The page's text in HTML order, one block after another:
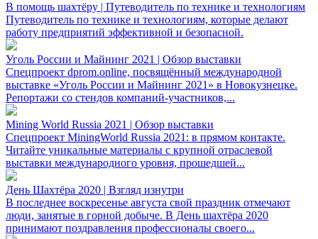
В помощь шахтёру | Путеводитель по технике и технологиям
Путеводитель по технике и технологиям, которые делают
работу предприятий эффективной и безопасной.
Уголь России и Майнинг 2021 | Обзор выставки
Спецпроект dprom.online, посвящённый международной
выставке «Уголь России и Майнинг 2021» в Новокузнецке.
Репортажи со стендов компаний-участников,...
Mining World Russia 2021 | Обзор выставки
Спецпроект MiningWorld Russia 2021: в прямом контакте.
Читайте уникальные материалы с крупной отраслевой
выставки международного уровня, прошедшей...
День Шахтёра 2020 | Взгляд изнутри
В последнее воскресенье августа свой праздник отмечают
люди, занятые в горной добыче. В День шахтёра 2020
принимают поздравления профессионалы своего...